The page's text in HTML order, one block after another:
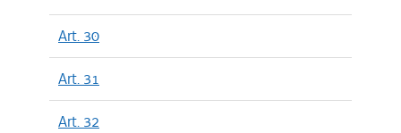
Art. 30
Art. 31
Art. 32